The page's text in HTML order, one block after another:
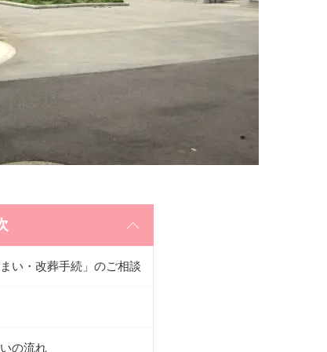
い・改葬手続」のご相談
の流れ